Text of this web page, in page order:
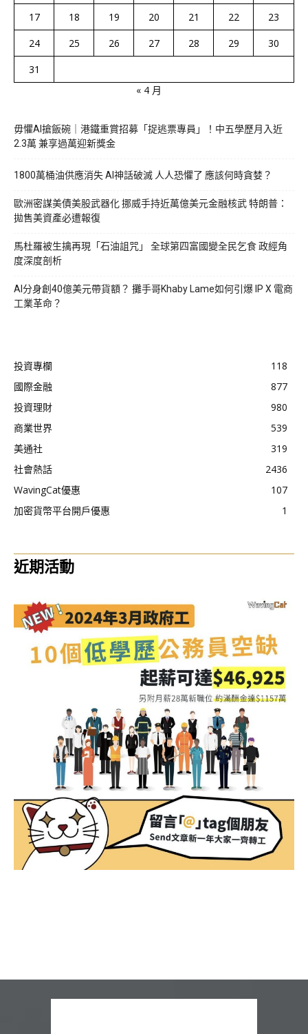
17
18 19 20 21 22
23
24
25 26 27 28 29
30
31
« 4 月
毋懼AI搶飯碗｜港鐵重賞招募「捉逃票專員」！中五學歷月入近
2.3萬 兼享過萬迎新獎金
1800萬桶油供應消失 AI神話破滅 人人恐懼了 應該何時貪婪？
歐洲密謀美債美股武器化 挪威手持近萬億美元金融核武 特朗普：
拋售美資產必遭報復
馬杜羅被生擒再現「石油詛咒」 全球第四富國變全民乞食 政經角
度深度剖析
AI分身創40億美元帶貨額？ 攤手哥Khaby Lame如何引爆 IP X 電商
工業革命？
投資專欄
118
國際金融
877
投資理財
980
商業世界
539
美通社
319
社會熱話
2436
WavingCat優惠
107
加密貨幣平台開戶優惠
1
近期活動